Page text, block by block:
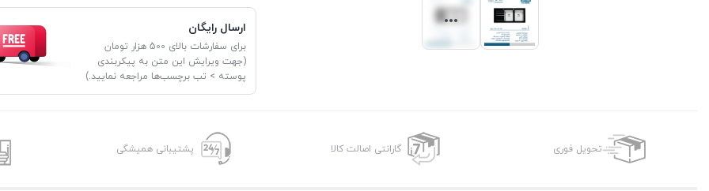
ارسال رایگان
برای سفارشات بالای 500 هزار تومان
(جهت ویرایش این متن به پیکربندی
پوسته > تب برچسب‌ها مراجعه نمایید.)
تحویل فوری گارانتی اصالت کالا پشتیبانی همیشگی